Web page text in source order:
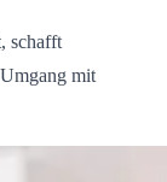
schafft
mit